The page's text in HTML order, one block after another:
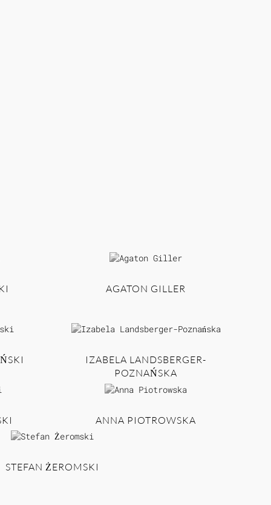
AGATON GILLER
IZABELA LANDSBERGER-
POZNAŃSKA
ANNA PIOTROWSKA
STEFAN ŻEROMSKI